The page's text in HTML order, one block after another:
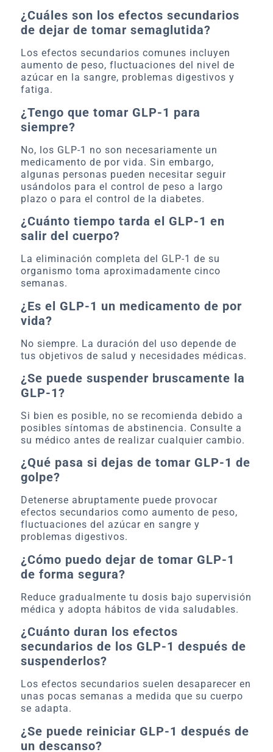
¿Cuáles son los efectos secundarios
de dejar de tomar semaglutida?
Los efectos secundarios comunes incluyen
aumento de peso, fluctuaciones del nivel de
azúcar en la sangre, problemas digestivos y
fatiga.
¿Tengo que tomar GLP-1 para
siempre?
No, los GLP-1 no son necesariamente un
medicamento de por vida. Sin embargo,
algunas personas pueden necesitar seguir
usándolos para el control de peso a largo
plazo o para el control de la diabetes.
¿Cuánto tiempo tarda el GLP-1 en
salir del cuerpo?
La eliminación completa del GLP-1 de su
organismo toma aproximadamente cinco
semanas.
¿Es el GLP-1 un medicamento de por
vida?
No siempre. La duración del uso depende de
tus objetivos de salud y necesidades médicas.
¿Se puede suspender bruscamente la
GLP-1?
Si bien es posible, no se recomienda debido a
posibles síntomas de abstinencia. Consulte a
su médico antes de realizar cualquier cambio.
¿Qué pasa si dejas de tomar GLP-1 de
golpe?
Detenerse abruptamente puede provocar
efectos secundarios como aumento de peso,
fluctuaciones del azúcar en sangre y
problemas digestivos.
¿Cómo puedo dejar de tomar GLP-1
de forma segura?
Reduce gradualmente tu dosis bajo supervisión
médica y adopta hábitos de vida saludables.
¿Cuánto duran los efectos
secundarios de los GLP-1 después de
suspenderlos?
Los efectos secundarios suelen desaparecer en
unas pocas semanas a medida que su cuerpo
se adapta.
¿Se puede reiniciar GLP-1 después de
un descanso?